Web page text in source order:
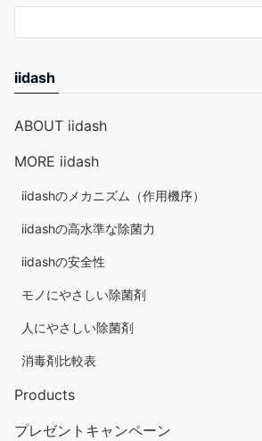
iidash
ABOUT iidash
MORE iidash
iidashのメカニズム（作用機序）
iidashの高水準な除菌力
iidashの安全性
モノにやさしい除菌剤
人にやさしい除菌剤
消毒剤比較表
Products
プレゼントキャンペーン